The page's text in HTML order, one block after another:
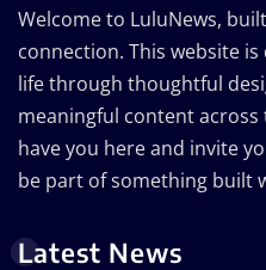
Welcome to LuluNews,
connection. This website
life through thoughtful
meaningful content across
have you here and invite
be part of something built
Latest News